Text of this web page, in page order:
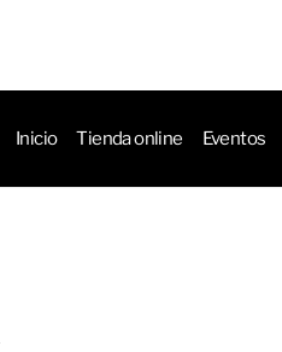
Inicio Tienda online Eventos